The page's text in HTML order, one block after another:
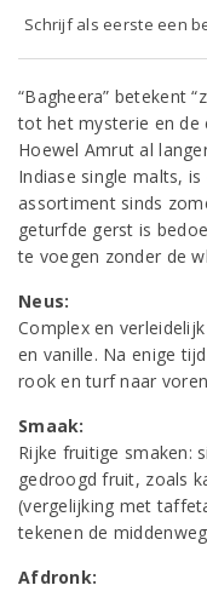
Schrijf als eerste een
“Bagheera” betekent
tot het mysterie en de
Hoewel Amrut al
Indiase single malts,
assortiment sinds
geturfde gerst is
te voegen zonder de
Neus:
Complex en
en vanille. Na enige
rook en turf naar
Smaak:
Rijke fruitige smaken:
gedroogd fruit, zoals
(vergelijking met
tekenen de
Afdronk: